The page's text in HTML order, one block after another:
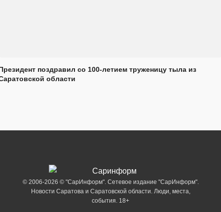
поздравил со 100-летием труженицу тыла из
области
© 2006-2026 © "СарИнформ". Сетевое издание "СарИнформ".
Новости Саратова и Саратовской области. Люди, места,
события. 18+